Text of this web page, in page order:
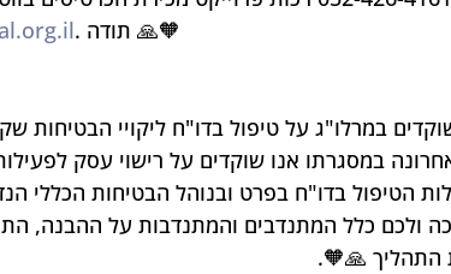
. תודה 🙏🧡
במרלו"ג על טיפול בדו"ח ליקויי הבטיחות
במסגרתו אנו שוקדים על רישוי עסק
הטיפול בדו"ח בפרט ובנוהל הבטיחות הכללי
ולכם כלל המתנדבים והמתנדבות על ההבנה,
התהליך 🙏🧡.